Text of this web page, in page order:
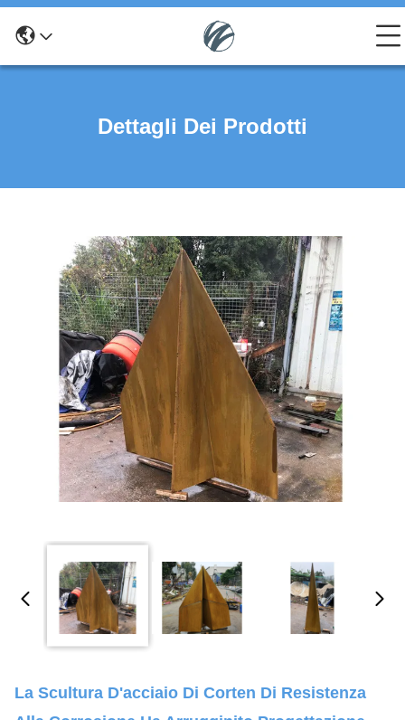
Dettagli Dei Prodotti
La Scultura D'acciaio Di Corten Di Resistenza